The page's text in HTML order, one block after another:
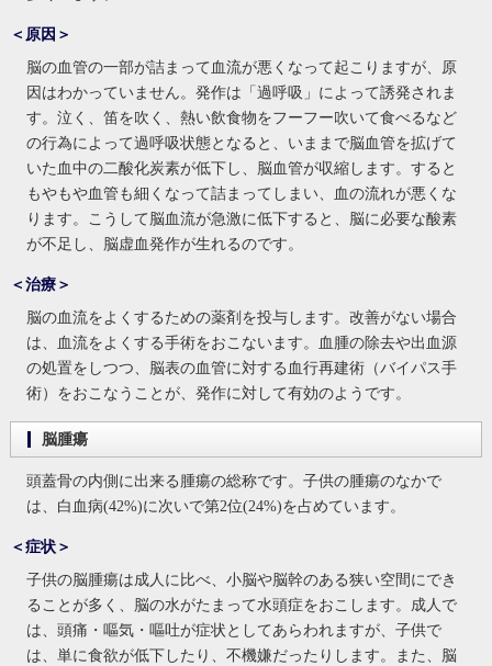
＜原因＞
脳の血管の一部が詰まって血流が悪くなって起こりますが、原
因はわかっていません。発作は「過呼吸」によって誘発されま
す。泣く、笛を吹く、熱い飲食物をフーフー吹いて食べるなど
の行為によって過呼吸状態となると、いままで脳血管を拡げて
いた血中の二酸化炭素が低下し、脳血管が収縮します。すると
もやもや血管も細くなって詰まってしまい、血の流れが悪くな
ります。こうして脳血流が急激に低下すると、脳に必要な酸素
が不足し、脳虚血発作が生れるのです。
＜治療＞
脳の血流をよくするための薬剤を投与します。改善がない場合
は、血流をよくする手術をおこないます。血腫の除去や出血源
の処置をしつつ、脳表の血管に対する血行再建術（バイパス手
術）をおこなうことが、発作に対して有効のようです。
脳腫瘍
頭蓋骨の内側に出来る腫瘍の総称です。子供の腫瘍のなかで
は、白血病(42%)に次いで第2位(24%)を占めています。
＜症状＞
子供の脳腫瘍は成人に比べ、小脳や脳幹のある狭い空間にでき
ることが多く、脳の水がたまって水頭症をおこします。成人で
は、頭痛・嘔気・嘔吐が症状としてあらわれますが、子供で
は、単に食欲が低下したり、不機嫌だったりします。また、脳